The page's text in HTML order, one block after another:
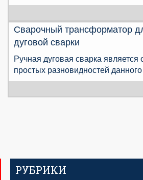
Сварочный трансформатор
дуговой сварки
Ручная дуговая сварка
простых разновидностей данного
РУБРИКИ